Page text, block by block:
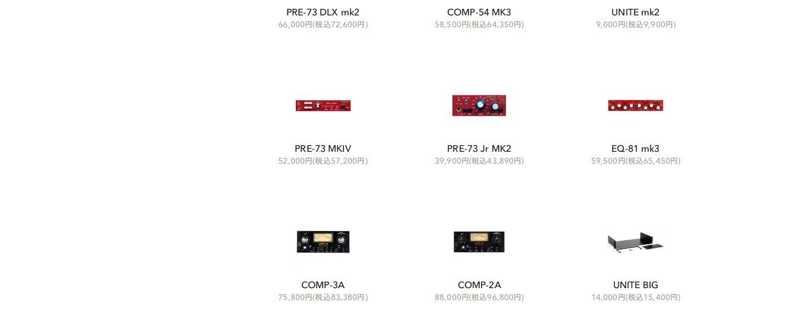
PRE-73 DLX mk2
66,000円(税込72,600円)
COMP-54 MK3
58,500円(税込64,350円)
UNITE mk2
9,000円(税込9,900円)
PRE-73 MKIV
52,000円(税込57,200円)
PRE-73 Jr MK2
39,900円(税込43,890円)
EQ-81 mk3
59,500円(税込65,450円)
COMP-3A
75,800円(税込83,380円)
COMP-2A
88,000円(税込96,800円)
UNITE BIG
14,000円(税込15,400円)